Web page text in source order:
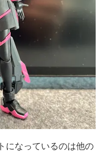
になっているのは他の